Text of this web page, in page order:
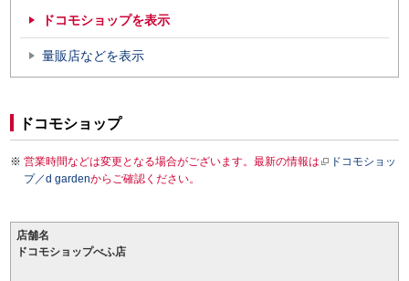
ドコモショップを表示
量販店などを表示
ドコモショップ
営業時間などは変更となる場合がございます。最新の情報は
ドコモショッ
プ／d gardenからご確認ください。
店舗名
ドコモショップべふ店